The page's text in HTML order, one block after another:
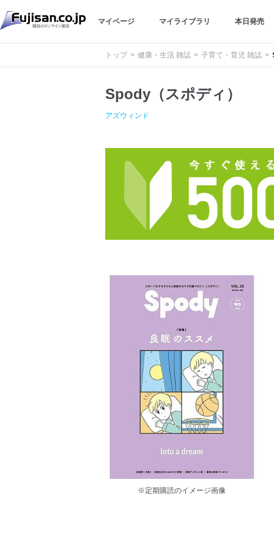
マイページ マイライブラリ 本日発売
トップ 健康・生活 雑誌 子育て・育児 雑誌
Spody（スポディ）
アズウィンド
※定期購読のイメージ画像